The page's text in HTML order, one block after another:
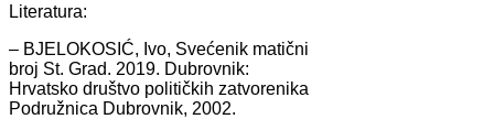
Literatura:
– BJELOKOSIĆ, Ivo, Svećenik matični
broj St. Grad. 2019. Dubrovnik:
Hrvatsko društvo političkih zatvorenika
Podružnica Dubrovnik, 2002.